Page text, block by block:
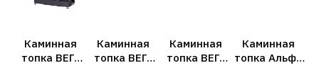
Каминная
топка ВЕГА
Каминная
топка ВЕГА
Каминная
топка ВЕГА
Каминная
топка Альфа